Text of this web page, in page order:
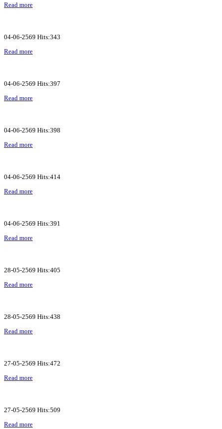
Read more
04-06-2569 Hits:343
Read more
04-06-2569 Hits:397
Read more
04-06-2569 Hits:398
Read more
04-06-2569 Hits:414
Read more
04-06-2569 Hits:391
Read more
28-05-2569 Hits:405
Read more
28-05-2569 Hits:438
Read more
27-05-2569 Hits:472
Read more
27-05-2569 Hits:509
Read more